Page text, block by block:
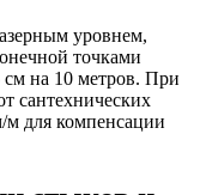
уровнем,
точками
см на 10 метров. При
сантехнических
м для компенсации